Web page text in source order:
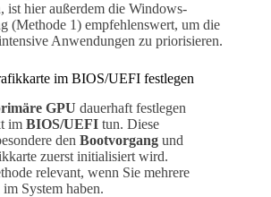
ist hier außerdem die Windows-
(Methode 1) empfehlenswert, um die
Anwendungen zu priorisieren.
im BIOS/UEFI festlegen
GPU dauerhaft festlegen
im BIOS/UEFI tun. Diese
den Bootvorgang und
zuerst initialisiert wird.
relevant, wenn Sie mehrere
System haben.